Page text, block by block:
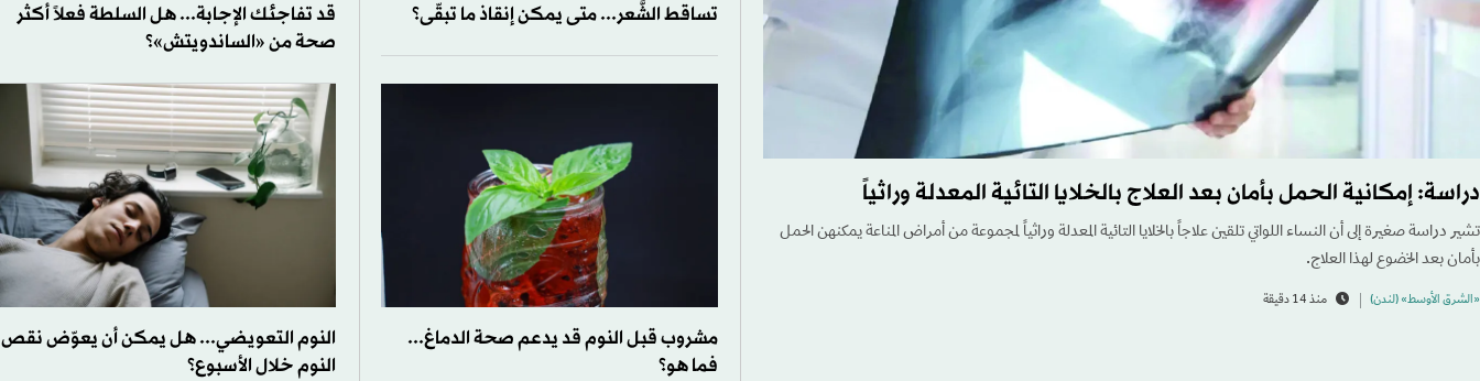
دراسة: إمكانية الحمل بأمان بعد العلاج بالخلايا التائية المعدلة وراثياً
تشير دراسة ‌صغيرة إلى أن النساء اللواتي تلقين علاجاً بالخلايا التائية المعدلة وراثياً لمجموعة من أمراض المناعة ​يمكنهن الحمل
بأمان بعد الخضوع لهذا العلاج.
«الشرق الأوسط» (لندن) منذ 14 دقيقة
تساقط الشَّعر... متى يمكن إنقاذ ما تبقّى؟
قد تفاجئك الإجابة... هل السلطة فعلاً أكثر
صحة من «الساندويتش»؟
مشروب قبل النوم قد يدعم صحة الدماغ...
فما هو؟
النوم التعويضي... هل يمكن أن يعوّض نقص
النوم خلال الأسبوع؟